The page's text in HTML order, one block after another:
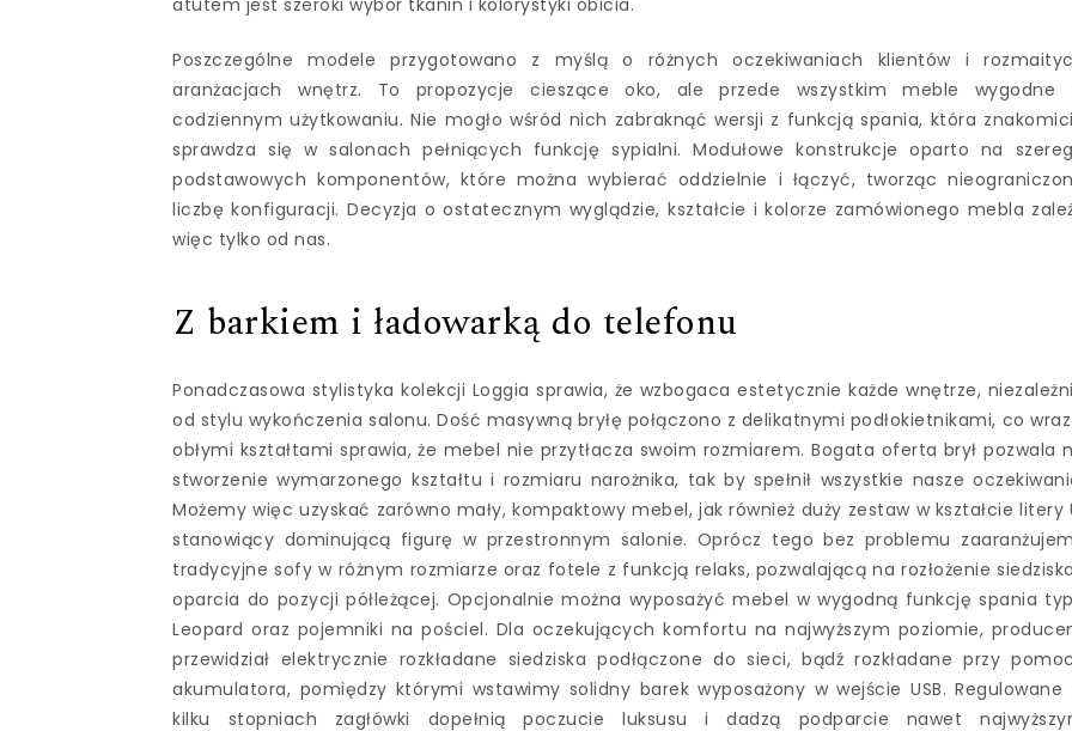
atutem jest szeroki wybór tkanin i kolorystyki obicia.
Poszczególne modele przygotowano z myślą o różnych oczekiwaniach klientów i
aranżacjach wnętrz. To propozycje cieszące oko, ale przede wszystkim meble wygodne
codziennym użytkowaniu. Nie mogło wśród nich zabraknąć wersji z funkcją spania, która
sprawdza się w salonach pełniących funkcję sypialni. Modułowe konstrukcje oparto na
podstawowych komponentów, które można wybierać oddzielnie i łączyć, tworząc
liczbę konfiguracji. Decyzja o ostatecznym wyglądzie, kształcie i kolorze zamówionego mebla
więc tylko od nas.
Z barkiem i ładowarką do telefonu
Ponadczasowa stylistyka kolekcji Loggia sprawia, że wzbogaca estetycznie każde wnętrze,
od stylu wykończenia salonu. Dość masywną bryłę połączono z delikatnymi podłokietnikami, co
obłymi kształtami sprawia, że mebel nie przytłacza swoim rozmiarem. Bogata oferta brył pozwala
stworzenie wymarzonego kształtu i rozmiaru narożnika, tak by spełnił wszystkie nasze
Możemy więc uzyskać zarówno mały, kompaktowy mebel, jak również duży zestaw w kształcie litery
stanowiący dominującą figurę w przestronnym salonie. Oprócz tego bez problemu
tradycyjne sofy w różnym rozmiarze oraz fotele z funkcją relaks, pozwalającą na rozłożenie
oparcia do pozycji półleżącej. Opcjonalnie można wyposażyć mebel w wygodną funkcję spania
Leopard oraz pojemniki na pościel. Dla oczekujących komfortu na najwyższym poziomie,
przewidział elektrycznie rozkładane siedziska podłączone do sieci, bądź rozkładane przy
akumulatora, pomiędzy którymi wstawimy solidny barek wyposażony w wejście USB. Regulowane
kilku stopniach zagłówki dopełnią poczucie luksusu i dadzą podparcie nawet